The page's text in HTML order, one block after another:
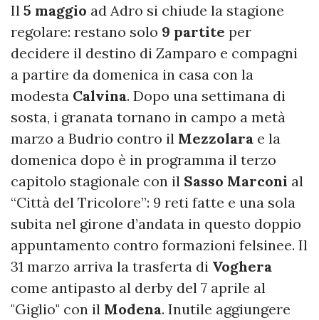
Il 5 maggio ad Adro si chiude la stagione
regolare: restano solo 9 partite per
decidere il destino di Zamparo e compagni
a partire da domenica in casa con la
modesta Calvina. Dopo una settimana di
sosta, i granata tornano in campo a metà
marzo a Budrio contro il Mezzolara e la
domenica dopo è in programma il terzo
capitolo stagionale con il Sasso Marconi al
“Città del Tricolore”: 9 reti fatte e una sola
subita nel girone d’andata in questo doppio
appuntamento contro formazioni felsinee. Il
31 marzo arriva la trasferta di Voghera
come antipasto al derby del 7 aprile al
"Giglio" con il Modena. Inutile aggiungere